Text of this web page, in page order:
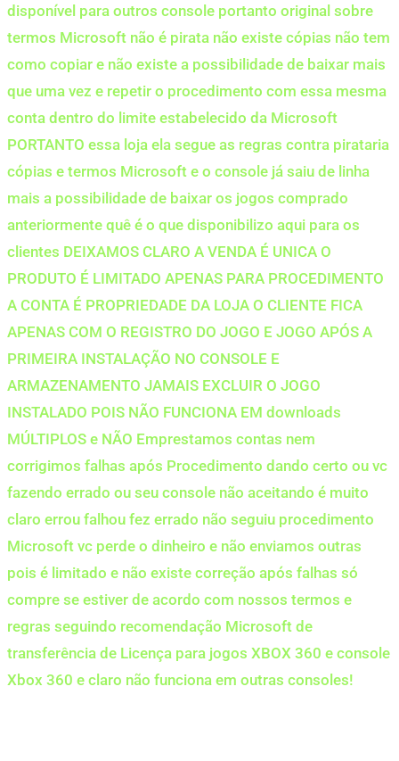
disponível para outros console portanto original sobre
termos Microsoft não é pirata não existe cópias não tem
como copiar e não existe a possibilidade de baixar mais
que uma vez e repetir o procedimento com essa mesma
conta dentro do limite estabelecido da Microsoft
PORTANTO essa loja ela segue as regras contra pirataria
cópias e termos Microsoft e o console já saiu de linha
mais a possibilidade de baixar os jogos comprado
anteriormente quê é o que disponibilizo aqui para os
clientes DEIXAMOS CLARO A VENDA É UNICA O
PRODUTO É LIMITADO APENAS PARA PROCEDIMENTO
A CONTA É PROPRIEDADE DA LOJA O CLIENTE FICA
APENAS COM O REGISTRO DO JOGO E JOGO APÓS A
PRIMEIRA INSTALAÇÃO NO CONSOLE E
ARMAZENAMENTO JAMAIS EXCLUIR O JOGO
INSTALADO POIS NÃO FUNCIONA EM downloads
MÚLTIPLOS e NÃO Emprestamos contas nem
corrigimos falhas após Procedimento dando certo ou vc
fazendo errado ou seu console não aceitando é muito
claro errou falhou fez errado não seguiu procedimento
Microsoft vc perde o dinheiro e não enviamos outras
pois é limitado e não existe correção após falhas só
compre se estiver de acordo com nossos termos e
regras seguindo recomendação Microsoft de
transferência de Licença para jogos XBOX 360 e console
Xbox 360 e claro não funciona em outras consoles!